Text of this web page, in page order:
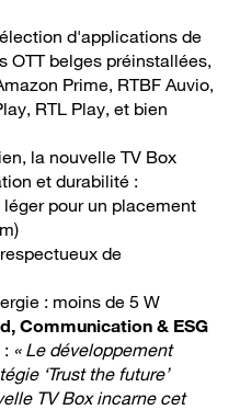
d'applications de
OTT belges préinstallées,
Prime, RTBF Auvio,
RTL Play, et bien
la nouvelle TV Box
et durabilité :
pour un placement
de
: moins de 5 W
Communication & ESG
: « Le développement
‘Trust the future’
TV Box incarne cet